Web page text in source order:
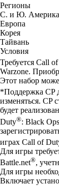
Регионы
С. и Ю.
Европа
Корея
Тайвань
Условия
Требуется Call
Warzone.
Этот набор
*Поддержка CP
изменяться. CP
будет
Duty®: Black
играх Call of
Для игры
Battle.net®,
Для игры
Включает